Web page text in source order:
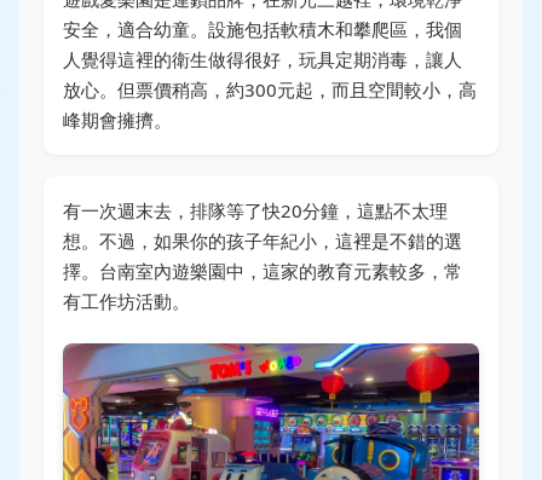
安全，適合幼童。設施包括軟積木和攀爬區，我個
人覺得這裡的衛生做得很好，玩具定期消毒，讓人
放心。但票價稍高，約300元起，而且空間較小，高
峰期會擁擠。
有一次週末去，排隊等了快20分鐘，這點不太理
想。不過，如果你的孩子年紀小，這裡是不錯的選
擇。台南室內遊樂園中，這家的教育元素較多，常
有工作坊活動。